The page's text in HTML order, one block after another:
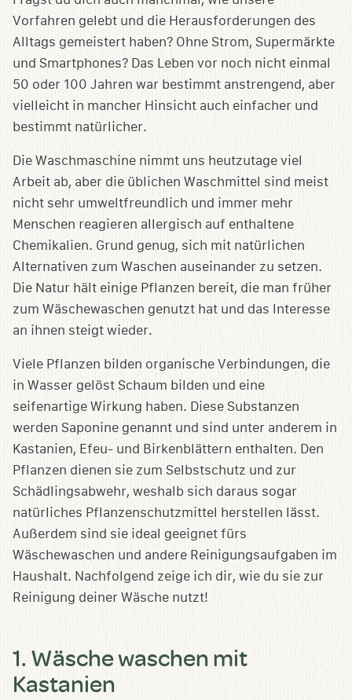
Vorfahren gelebt und die Herausforderungen des
Alltags gemeistert haben? Ohne Strom, Supermärkte
und Smartphones? Das Leben vor noch nicht einmal
50 oder 100 Jahren war bestimmt anstrengend, aber
vielleicht in mancher Hinsicht auch einfacher und
bestimmt natürlicher.
Die Waschmaschine nimmt uns heutzutage viel
Arbeit ab, aber die üblichen Waschmittel sind meist
nicht sehr umweltfreundlich und immer mehr
Menschen reagieren allergisch auf enthaltene
Chemikalien. Grund genug, sich mit natürlichen
Alternativen zum Waschen auseinander zu setzen.
Die Natur hält einige Pflanzen bereit, die man früher
zum Wäschewaschen genutzt hat und das Interesse
an ihnen steigt wieder.
Viele Pflanzen bilden organische Verbindungen, die
in Wasser gelöst Schaum bilden und eine
seifenartige Wirkung haben. Diese Substanzen
werden Saponine genannt und sind unter anderem in
Kastanien, Efeu- und Birkenblättern enthalten. Den
Pflanzen dienen sie zum Selbstschutz und zur
Schädlingsabwehr, weshalb sich daraus sogar
natürliches Pflanzenschutzmittel herstellen lässt.
Außerdem sind sie ideal geeignet fürs
Wäschewaschen und andere Reinigungsaufgaben im
Haushalt. Nachfolgend zeige ich dir, wie du sie zur
Reinigung deiner Wäsche nutzt!
1. Wäsche waschen mit
Kastanien